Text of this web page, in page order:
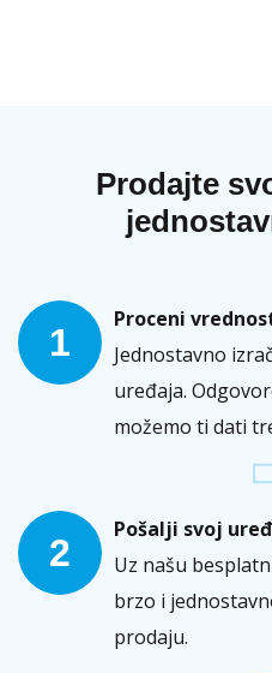
Prodajte
1
Proceni
Jednostavno
uređaja.
možemo ti dati
2
Pošalji svoj
Uz našu
brzo i
prodaju.